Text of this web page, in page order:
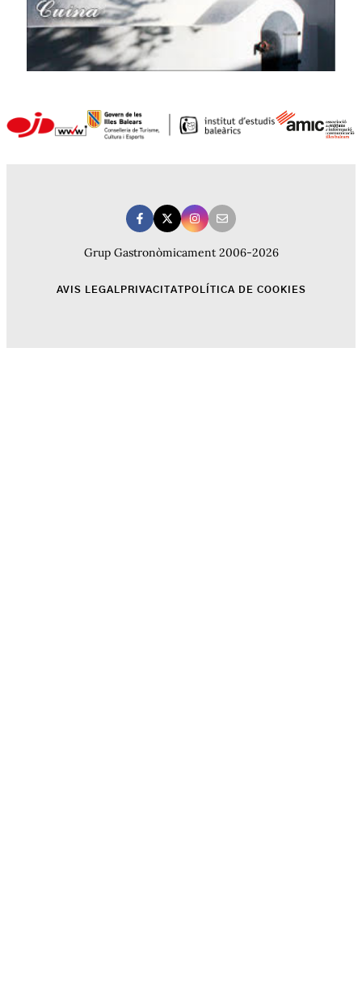
Grup Gastronòmicament 2006-2026
AVIS LEGAL PRIVACITAT POLÍTICA DE COOKIES